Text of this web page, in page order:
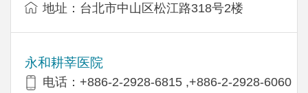
地址：台北市中山区松江路318号2楼
永和耕莘医院
电话：+886-2-2928-6815 ,+886-2-2928-6060